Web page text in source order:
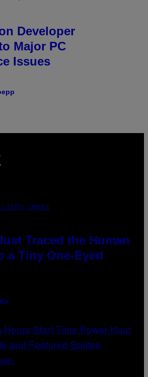
Developer
Major PC
Issues
GETTY IMAGES
Traced the Human
a Tiny One-Eyed